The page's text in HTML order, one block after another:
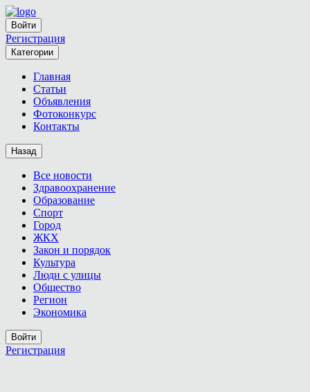
Войти
Регистрация
Категории
Главная
Статьи
Объявления
Фотоконкурс
Контакты
Назад
Все новости
Здравоохранение
Образование
Спорт
Город
ЖКХ
Закон и порядок
Культура
Люди с улицы
Общество
Регион
Экономика
Войти
Регистрация